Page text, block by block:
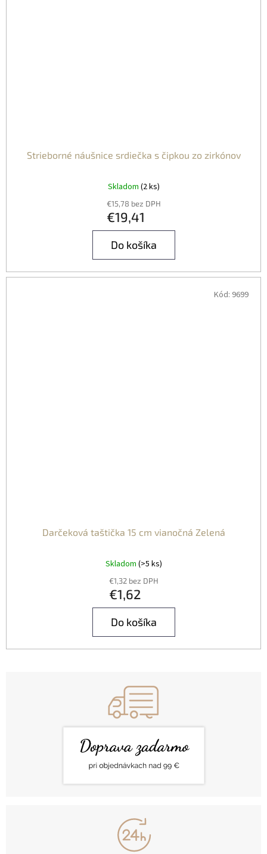
Strieborné náušnice srdiečka s čipkou zo zirkónov
Skladom (2 ks)
€15,78 bez DPH
€19,41
Do košíka
Darčeková taštička 15 cm vianočná Zelená
Skladom (>5 ks)
€1,32 bez DPH
€1,62
Do košíka
Kód: 9699